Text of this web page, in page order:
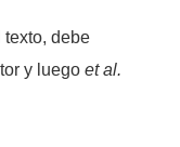
texto, debe
y luego et al.